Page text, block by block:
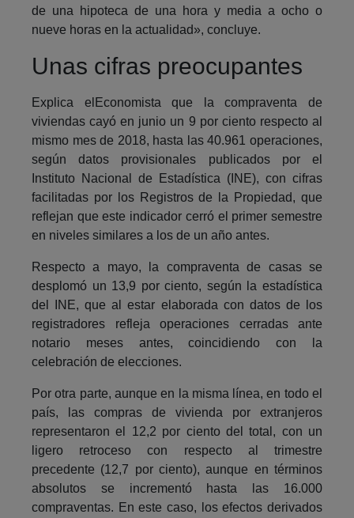
de una hipoteca de una hora y media a ocho o
nueve horas en la actualidad», concluye.
Unas cifras preocupantes
Explica elEconomista que la compraventa de
viviendas cayó en junio un 9 por ciento respecto al
mismo mes de 2018, hasta las 40.961 operaciones,
según datos provisionales publicados por el
Instituto Nacional de Estadística (INE), con cifras
facilitadas por los Registros de la Propiedad, que
reflejan que este indicador cerró el primer semestre
en niveles similares a los de un año antes.
Respecto a mayo, la compraventa de casas se
desplomó un 13,9 por ciento, según la estadística
del INE, que al estar elaborada con datos de los
registradores refleja operaciones cerradas ante
notario meses antes, coincidiendo con la
celebración de elecciones.
Por otra parte, aunque en la misma línea, en todo el
país, las compras de vivienda por extranjeros
representaron el 12,2 por ciento del total, con un
ligero retroceso con respecto al trimestre
precedente (12,7 por ciento), aunque en términos
absolutos se incrementó hasta las 16.000
compraventas. En este caso, los efectos derivados